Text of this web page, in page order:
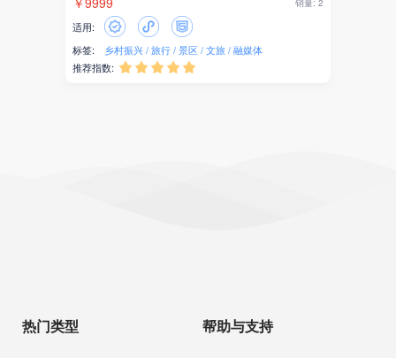
销量: 2
适用:
标签:
乡村振兴 旅行 景区 文旅 融媒体
推荐指数:     
热门类型 帮助与支持